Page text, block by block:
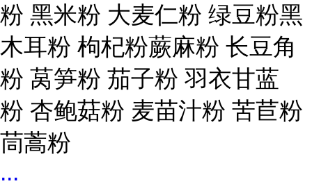
粉 黑米粉 大麦仁粉 绿豆粉黑
木耳粉 枸杞粉蕨麻粉 长豆角
粉 莴笋粉 茄子粉 羽衣甘蓝
粉 杏鲍菇粉 麦苗汁粉 苦苣粉
茼蒿粉
...